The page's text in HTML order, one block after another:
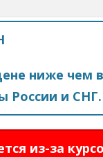
ниже чем
России и СНГ.
из-за